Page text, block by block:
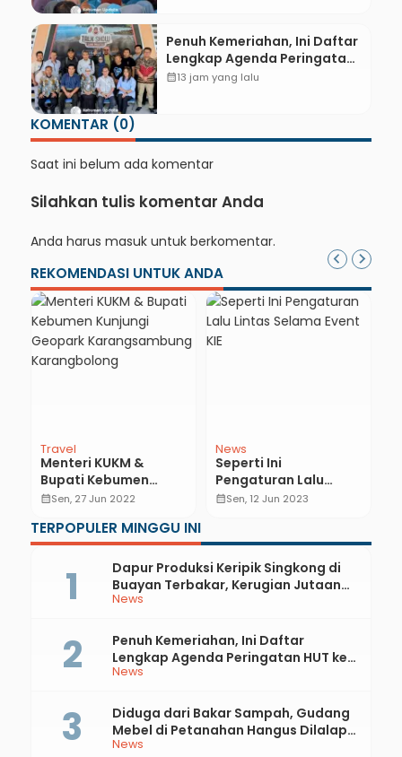
Penuh Kemeriahan, Ini Daftar
Lengkap Agenda Peringatan
HUT ke-81 RI dan Hari Jadi ke-
calendar_month13 jam yang lalu
KOMENTAR (0)
Saat ini belum ada komentar
Silahkan tulis komentar Anda
Anda harus masuk untuk berkomentar.
REKOMENDASI UNTUK ANDA
Travel
Menteri KUKM &
Bupati Kebumen
Kunjungi Geopark
Karangbolong
calendar_monthSen, 27 Jun 2022
News
Seperti Ini
Pengaturan Lalu
Lintas Selama Event
calendar_monthSen, 12 Jun 2023
TERPOPULER MINGGU INI
News
Dapur Produksi Keripik Singkong di
Buayan Terbakar, Kerugian Jutaan
Rupiah
News
Penuh Kemeriahan, Ini Daftar
Lengkap Agenda Peringatan HUT ke-
81 RI dan Hari Jadi ke-397 Kabupaten
News
Diduga dari Bakar Sampah, Gudang
Mebel di Petanahan Hangus Dilalap
Api